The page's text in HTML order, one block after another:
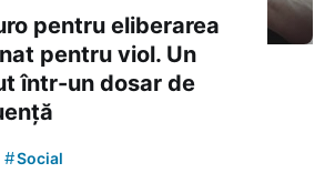
pentru eliberarea
pentru viol. Un
într-un dosar de
#Social